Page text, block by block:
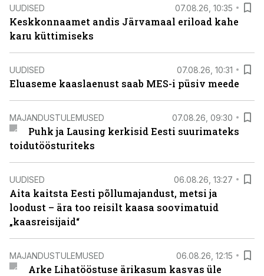
UUDISED 07.08.26, 10:35
Keskkonnaamet andis Järvamaal eriload kahe
karu küttimiseks
UUDISED 07.08.26, 10:31
Eluaseme kaaslaenust saab MES-i püsiv meede
MAJANDUSTULEMUSED 07.08.26, 09:30
Puhk ja Lausing kerkisid Eesti suurimateks
toidutöösturiteks
UUDISED 06.08.26, 13:27
Aita kaitsta Eesti põllumajandust, metsi ja
loodust – ära too reisilt kaasa soovimatuid
„kaasreisijaid“
MAJANDUSTULEMUSED 06.08.26, 12:15
Arke Lihatööstuse ärikasum kasvas üle